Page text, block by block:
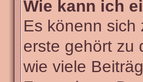
Wie kann ich
Es könenn sich
erste gehört zu
wie viele